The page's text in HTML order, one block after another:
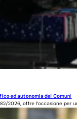
ed autonomia dei Comuni
2026, offre l’occasione per